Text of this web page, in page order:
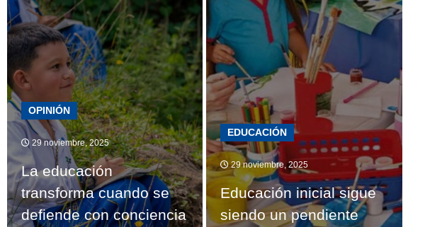
OPINIÓN
29 noviembre, 2025
La educación
transforma cuando se
defiende con conciencia
EDUCACIÓN
29 noviembre, 2025
Educación inicial sigue
siendo un pendiente